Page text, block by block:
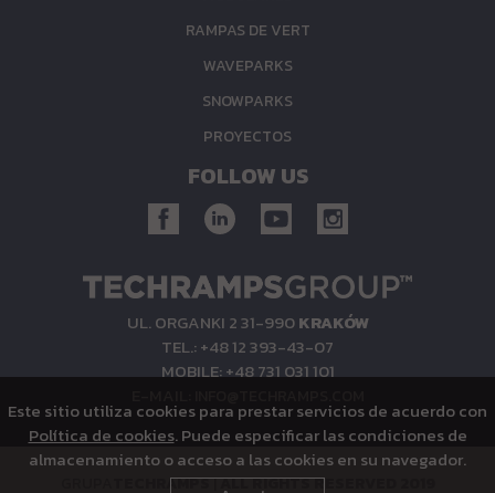
RAMPAS DE VERT
WAVEPARKS
SNOWPARKS
PROYECTOS
FOLLOW US
UL. ORGANKI 2 31-990KRAKÓW
TEL.: +48 12 393-43-07
MOBILE: +48 731 031 101
TECHRAMPS|ALL RIGHTS RESERVED 2019
Este sitio utiliza cookies para prestar servicios de acuerdo con
Política de cookies. Puede especificar las condiciones de
almacenamiento o acceso a las cookies en su navegador.